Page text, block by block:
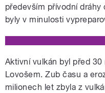
především přívodní dráhy
byly v minulosti
Aktivní vulkán byl před
Lovošem. Zub času a
milionech let zbyla z